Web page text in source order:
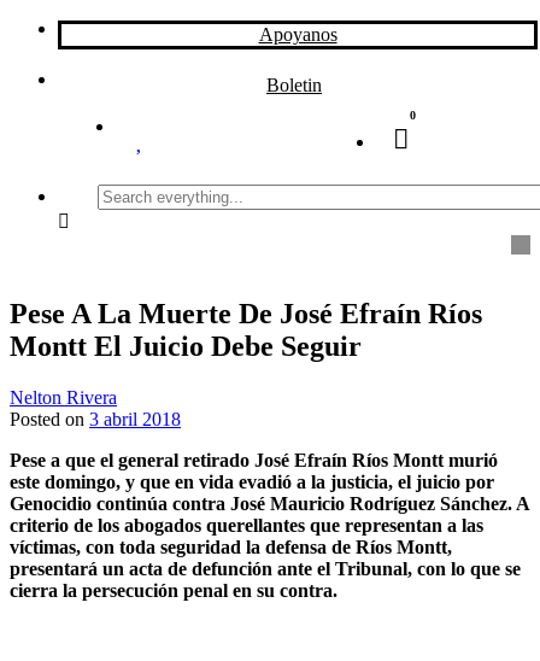
Apoyanos
Boletin
0
Search
everything...
Pese A La Muerte De José Efraín Ríos
Montt El Juicio Debe Seguir
Nelton Rivera
Posted on 3 abril 2018
Pese a que el general retirado José Efraín Ríos Montt murió
este domingo, y que en vida evadió a la justicia, el juicio por
Genocidio continúa contra José Mauricio Rodríguez Sánchez. A
criterio de los abogados querellantes que representan a las
víctimas, con toda seguridad la defensa de Ríos Montt,
presentará un acta de defunción ante el Tribunal, con lo que se
cierra la persecución penal en su contra.